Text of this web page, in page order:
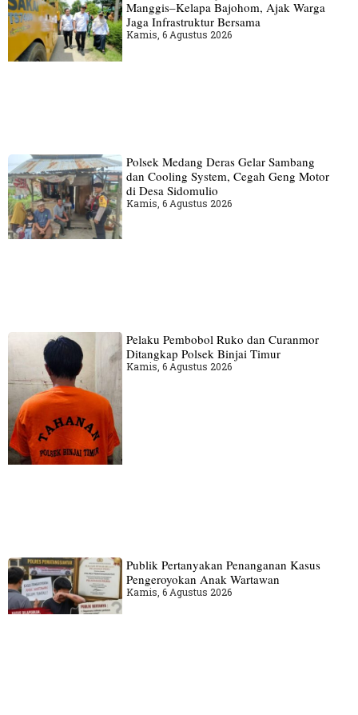
Manggis–Kelapa Bajohom, Ajak Warga
Jaga Infrastruktur Bersama
Kamis, 6 Agustus 2026
Polsek Medang Deras Gelar Sambang
dan Cooling System, Cegah Geng Motor
di Desa Sidomulio
Kamis, 6 Agustus 2026
Pelaku Pembobol Ruko dan Curanmor
Ditangkap Polsek Binjai Timur
Kamis, 6 Agustus 2026
Publik Pertanyakan Penanganan Kasus
Pengeroyokan Anak Wartawan
Kamis, 6 Agustus 2026